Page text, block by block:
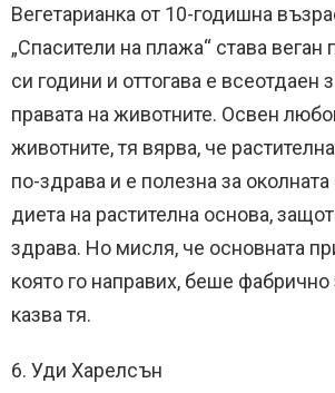
Вегетарианка от 10-годишна
„Спасители на плажа“ става веган
си години и оттогава е всеотдаен
правата на животните. Освен
животните, тя вярва, че
по-здрава и е полезна за
диета на растителна основа,
здрава. Но мисля, че основната
която го направих, беше
казва тя.
6. Уди Харелсън